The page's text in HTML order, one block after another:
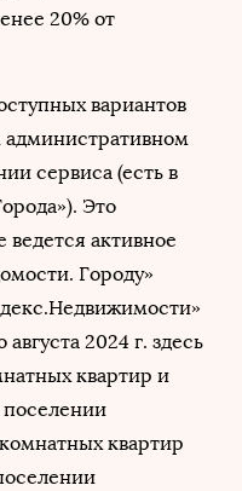
20% от
вариантов
административном
сервиса (есть в
Это
ведется активное
Городу»
2024 г. здесь
квартир и
поселении
квартир